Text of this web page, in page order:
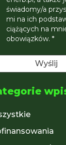
świadomy/a
mi na ich
ciążących na
obowiązków. *